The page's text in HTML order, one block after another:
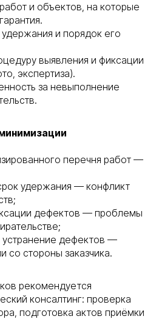
и объектов, на которые
и порядок его
выявления и фиксации
экспертиза).
за невыполнение
перечня работ —
удержания — конфликт
дефектов — проблемы
дефектов —
со стороны заказчика.
рекомендуется
консалтинг: проверка
подготовка актов приёмки